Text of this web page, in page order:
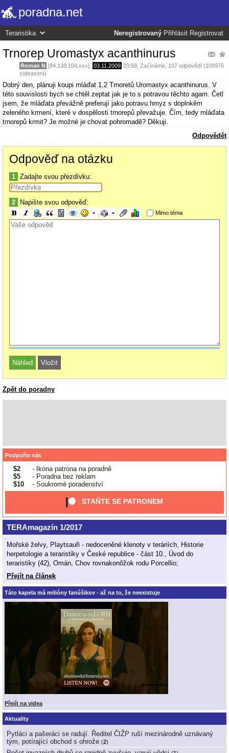
poradna.net
Neregistrovaný Přihlásit Registrovat
Trnorep Uromastyx acanthinurus
Roman N [94.138.104.xxx], 03.11.2009 20:59 Začínáme , 107 odpovědí (109976
zobrazení)
Dobrý den, plánuji koupi mláďat 1,2 Trnoretů Uromastyx acanthinurus. V
této souvislosti bych se chtěl zeptat jak je to s potravou těchto agam. Četl
jsem, že mláďata převážně preferují jako potravu hmyz s doplnkěm
zeleného krmení, které v dospělosti trnorepů převažuje. Čím, tedy mláďata
trnorepů krmit? Je možné je chovat pohromadě? Děkuji.
Odpovědět
Odpověď na otázku
1 Zadajte svou přezdívku:
2 Napište svou odpověď:
Mimo téma
Zpět do poradny
Podpořte nás
$2
- Ikona patrona na poradně
$5
- Poradna bez reklam
$10
- Soukromé poradenství
STAŇTE SE PATRONEM
TERAmagazín 1/2017
Mořské želvy, Playtsauři - nedoceněné klenoty v teráriích, Historie
herpetologie a teraristiky v České republice - část 10., Úvod do
teraristiky (42), Omán, Chov rovnakonôžok rodu Porcellio;
Přejít na článek
Táto kapela má milióny fanúšikov - až na to, že neexistuje
Přejít na videa
Aktuality
Pytláci a pašeráci se radují. Ředitel ČIŽP ruší mezinárodně uznávaný
tým, potírající obchod s ohrože (2)